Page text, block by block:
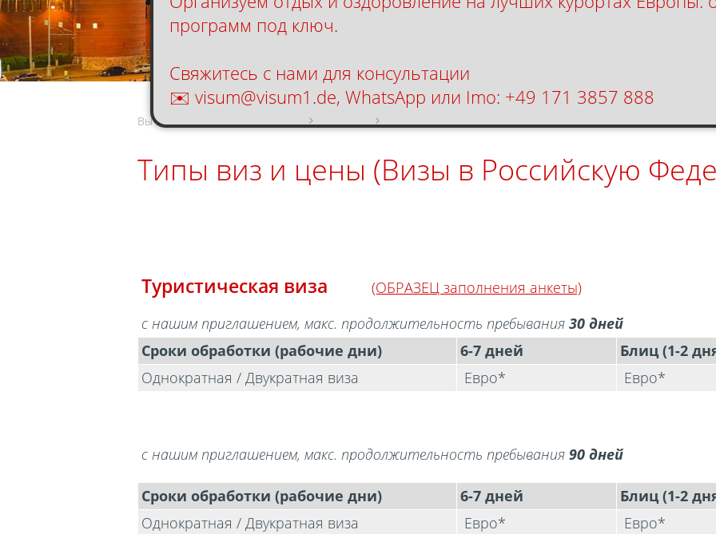
программ под ключ.
Свяжитесь с нами для консультации
✉️ visum@visum1.de, WhatsApp или Imo: +49 171 3857 888
Вы находитесь тут: Главная Россия Типы виз и цены
Типы виз и цены (Визы в Российскую
Туристическая виза
(ОБРАЗЕЦ заполнения анкеты)
с нашим приглашением, макс. продолжительность пребывания 30 дней
Сроки обработки (рабочие дни)
6-7 дней
Блиц (1-2
Однократная / Двукратная виза
Евро* Евро*
с нашим приглашением, макс. продолжительность пребывания 90 дней
Сроки обработки (рабочие дни) 6-7 дней
Блиц (1-2
Однократная / Двукратная виза
Евро* Евро*